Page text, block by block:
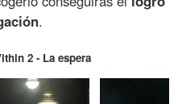
.
2 - La espera